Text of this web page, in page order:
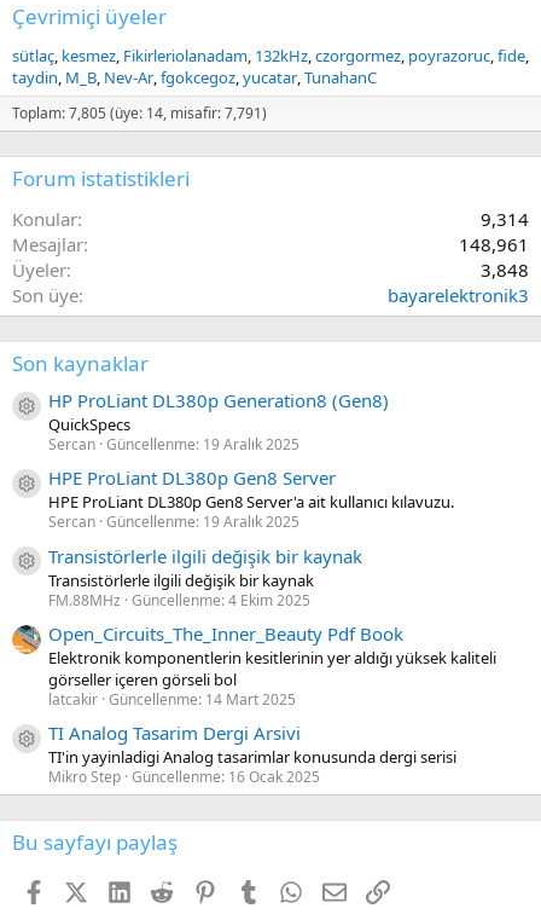
Çevrimiçi üyeler
sütlaç kesmez Fikirleriolanadam 132kHz czorgormez poyrazoruc fide
taydin M_B Nev-Ar fgokcegoz yucatar TunahanC
Toplam: 7,805 (üye: 14, misafir: 7,791)
Forum istatistikleri
Konular
9,314
Mesajlar
148,961
Üyeler
3,848
Son üye
bayarelektronik3
Son kaynaklar
Kaynak ikon/amblem
HP ProLiant DL380p Generation8 (Gen8)
QuickSpecs
Sercan Güncellenme: 19 Aralık 2025
Kaynak ikon/amblem
HPE ProLiant DL380p Gen8 Server
HPE ProLiant DL380p Gen8 Server'a ait kullanıcı kılavuzu.
Sercan Güncellenme: 19 Aralık 2025
Kaynak ikon/amblem
Transistörlerle ilgili değişik bir kaynak
Transistörlerle ilgili değişik bir kaynak
FM.88MHz Güncellenme:4 Ekim 2025
Open_Circuits_The_Inner_Beauty Pdf Book
Elektronik komponentlerin kesitlerinin yer aldığı yüksek kaliteli
görseller içeren görseli bol
latcakir Güncellenme: 14 Mart 2025
Kaynak ikon/amblem
TI Analog Tasarim Dergi Arsivi
TI'in yayinladigi Analog tasarimlar konusunda dergi serisi
Mikro Step Güncellenme: 16 Ocak 2025
Bu sayfayı paylaş
FacebookX (Twitter)
LinkedIn
Reddit PinterestTumblr WhatsApp
E-postaLink